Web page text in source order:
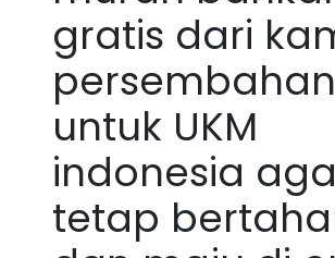
gratis dari
persembahan
untuk UKM
indonesia
tetap